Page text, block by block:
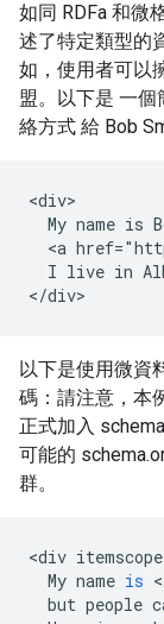
如同 RDFa 和微
述了特定類型的
如，使用者可以
盟。以下是 一
絡方式 給 Bob
<div>
My name is
<a
I live in
</div>
以下是使用微資
碼：請注意，本
正式加入
可能的
群。
<div itemscope
My name is <
but people